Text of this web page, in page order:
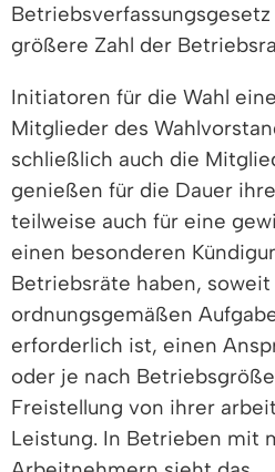
größere Zahl der
Initiatoren für die Wahl
Mitglieder des
schließlich auch die
genießen für die Dauer
teilweise auch für eine
einen besonderen
Betriebsräte haben, soweit
ordnungsgemäßen
erforderlich ist, einen
oder je nach
Freistellung von ihrer
Leistung. In Betrieben mit